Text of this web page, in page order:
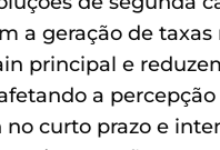
a geração de taxas
principal e
a percepção
no curto prazo e